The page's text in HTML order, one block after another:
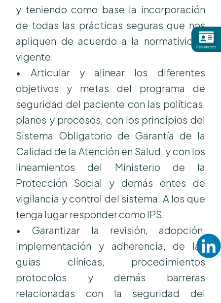
y teniendo como base la incorporación
de todas las prácticas seguras que nos
apliquen de acuerdo a la normatividad
vigente.
• Articular y alinear los diferentes
objetivos y metas del programa de
seguridad del paciente con las políticas,
planes y procesos, con los principios del
Sistema Obligatorio de Garantía de la
Calidad de la Atención en Salud, y con los
lineamientos del Ministerio de la
Protección Social y demás entes de
vigilancia y control del sistema. A los que
tenga lugar responder como IPS.
• Garantizar la revisión, adopción,
implementación y adherencia, de las
guías clínicas, procedimientos
protocolos y demás barreras
relacionadas con la seguridad del